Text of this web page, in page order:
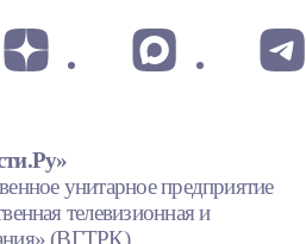
унитарное предприятие
телевизионная и